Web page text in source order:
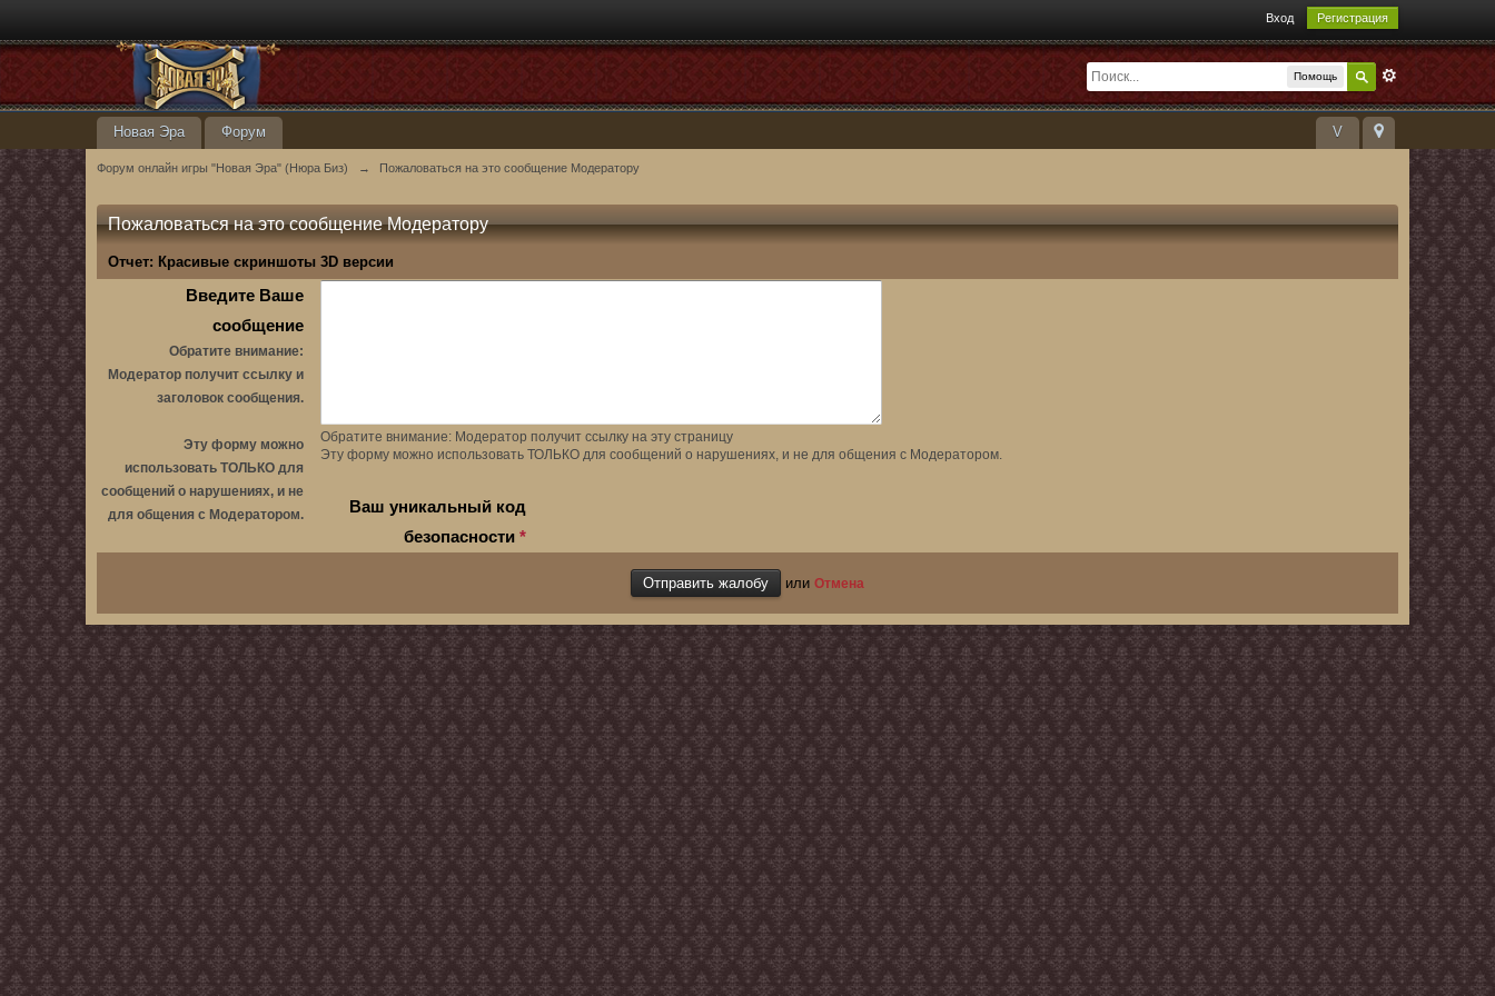
Вход Регистрация
Помощь
V
Новая Эра Форум
Форум онлайн игры "Новая Эра" (Нюра Биз) → Пожаловаться на это сообщение Модератору
Пожаловаться на это сообщение Модератору
Отчет: Красивые скриншоты 3D версии
Введите Ваше
сообщение
Обратите внимание:
Модератор получит ссылку и
заголовок сообщения.
Эту форму можно
использовать ТОЛЬКО для
сообщений о нарушениях, и не
для общения с Модератором.
Обратите внимание: Модератор получит ссылку на эту страницу
Эту форму можно использовать ТОЛЬКО для сообщений о нарушениях, и не для общения с Модератором.
Ваш уникальный код
безопасности*
или Отмена